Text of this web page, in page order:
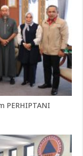
PERHIPTANI